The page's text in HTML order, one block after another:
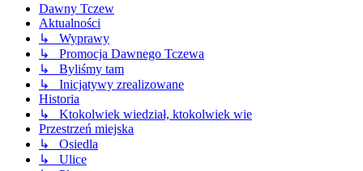
Dawny Tczew
Aktualności
↳ Wyprawy
↳ Promocja Dawnego Tczewa
↳ Byliśmy tam
↳ Inicjatywy zrealizowane
Historia
↳ Ktokolwiek wiedział, ktokolwiek wie
Przestrzeń miejska
↳ Osiedla
↳ Ulice